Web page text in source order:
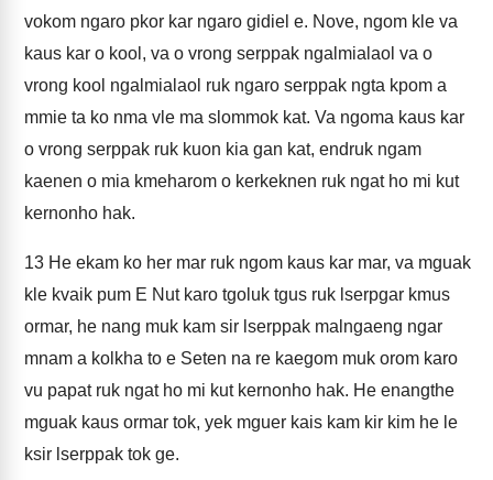
vokom ngaro pkor kar ngaro gidiel e. Nove, ngom kle va
kaus kar o kool, va o vrong serppak ngalmialaol va o
vrong kool ngalmialaol ruk ngaro serppak ngta kpom a
mmie ta ko nma vle ma slommok kat. Va ngoma kaus kar
o vrong serppak ruk kuon kia gan kat, endruk ngam
kaenen o mia kmeharom o kerkeknen ruk ngat ho mi kut
kernonho hak.
13 He ekam ko her mar ruk ngom kaus kar mar, va mguak
kle kvaik pum E Nut karo tgoluk tgus ruk lserpgar kmus
ormar, he nang muk kam sir lserppak malngaeng ngar
mnam a kolkha to e Seten na re kaegom muk orom karo
vu papat ruk ngat ho mi kut kernonho hak. He enangthe
mguak kaus ormar tok, yek mguer kais kam kir kim he le
ksir lserppak tok ge.